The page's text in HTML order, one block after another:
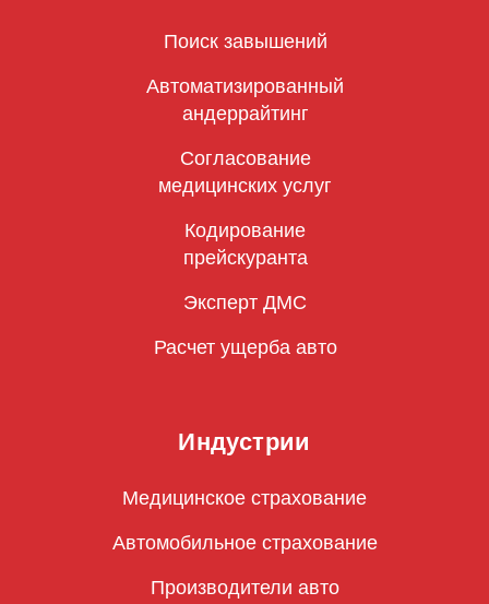
Автоматизированный
андеррайтинг
Согласование
медицинских услуг
Расчет ущерба авто
Кодирование
прейскуранта
Эксперт ДМС
Поиск завышений
Индустрии
Автомобильное страхование
Производители авто
Медицинское страхование